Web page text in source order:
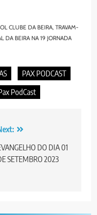
CLUBE DA BEIRA, TRAVAM-
DA BEIRA NA 19 JORNADA
PAX PODCAST
PodCast
DO DIA 01
SETEMBRO 2023